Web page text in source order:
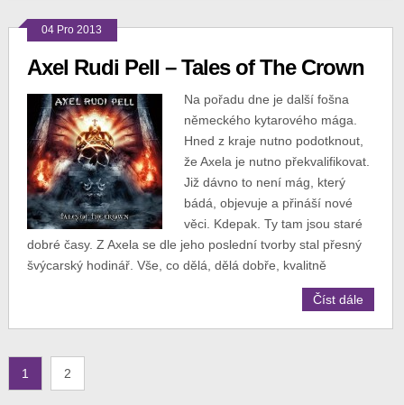
04 Pro 2013
Axel Rudi Pell – Tales of The Crown
Na pořadu dne je další fošna
německého kytarového mága.
Hned z kraje nutno podotknout,
že Axela je nutno překvalifikovat.
Již dávno to není mág, který
bádá, objevuje a přináší nové
věci. Kdepak. Ty tam jsou staré
dobré časy. Z Axela se dle jeho poslední tvorby stal přesný
švýcarský hodinář. Vše, co dělá, dělá dobře, kvalitně
Číst dále
1 2